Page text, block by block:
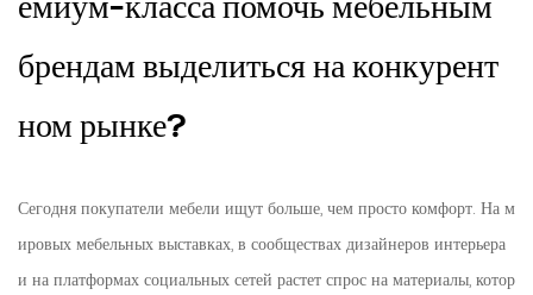
емиум-класса помочь мебельным
брендам выделиться на конкурент
ном рынке?
Сегодня покупатели мебели ищут больше, чем просто комфорт. На м
ировых мебельных выставках, в сообществах дизайнеров интерьера
и на платформах социальных сетей растет спрос на материалы, котор